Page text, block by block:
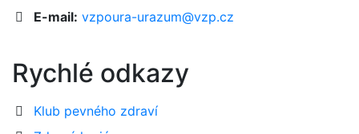
E-mail: vzpoura-urazum@vzp.cz
Rychlé odkazy
Klub pevného zdraví